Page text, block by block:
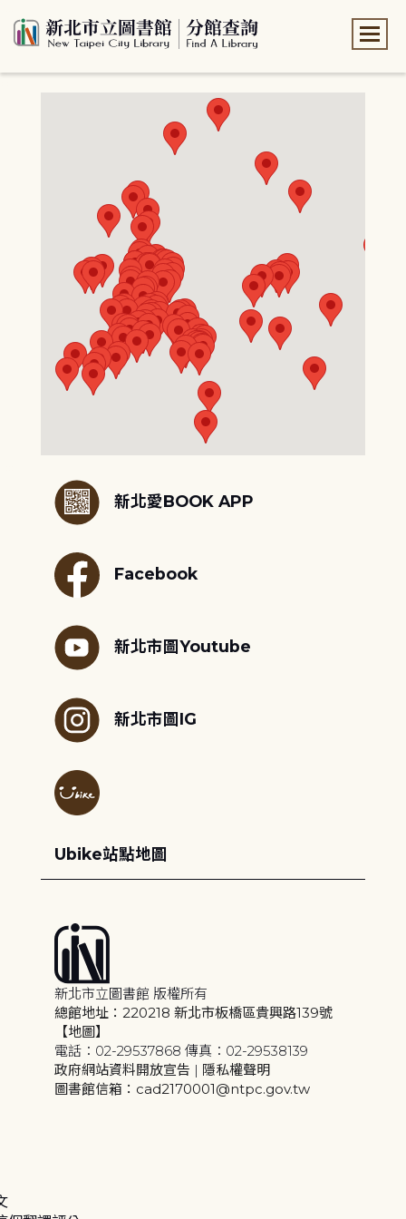
新北愛BOOK APP
Facebook
新北市圖Youtube
新北市圖IG
Ubike站點地圖
新北市立圖書館 版權所有
總館地址：220218 新北市板橋區貴興路139號
【地圖】
電話：02-29537868 傳真：02-29538139
政府網站資料開放宣告 | 隱私權聲明
圖書館信箱：cad2170001@ntpc.gov.tw